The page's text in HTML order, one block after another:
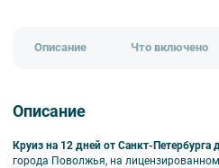
Описание Что включено
Описание
Круиз на 12 дней от Санкт-Петербурга
города Поволжья, на лицензированном